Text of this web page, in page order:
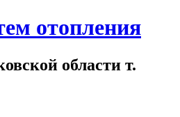
отопления
области т.